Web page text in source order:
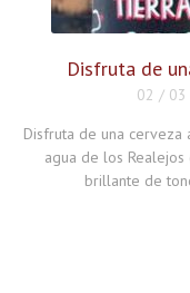
Disfruta de
02 /
Disfruta de una cerveza
agua de los
brillante de